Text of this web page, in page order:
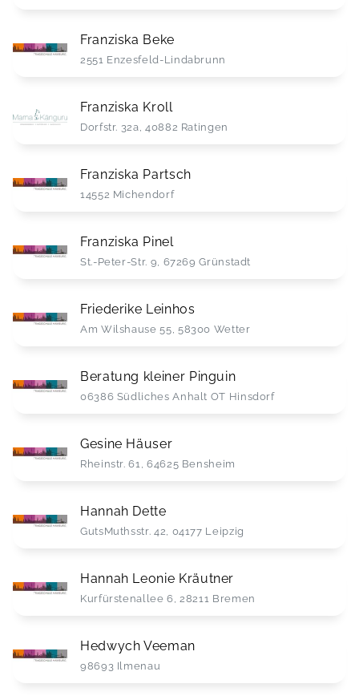
Franziska Beke
2551 Enzesfeld-Lindabrunn
Franziska Kroll
Dorfstr. 32a, 40882 Ratingen
Franziska Partsch
14552 Michendorf
Franziska Pinel
St.-Peter-Str. 9, 67269 Grünstadt
Friederike Leinhos
Am Wilshause 55, 58300 Wetter
Beratung kleiner Pinguin
06386 Südliches Anhalt OT Hinsdorf
Gesine Häuser
Rheinstr. 61, 64625 Bensheim
Hannah Dette
GutsMuthsstr. 42, 04177 Leipzig
Hannah Leonie Kräutner
Kurfürstenallee 6, 28211 Bremen
Hedwych Veeman
98693 Ilmenau